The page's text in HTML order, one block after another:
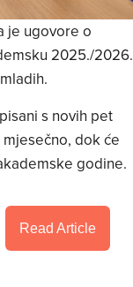
je ugovore o
2025./2026.
s novih pet
mjesečno, dok će
godine.
Read Article